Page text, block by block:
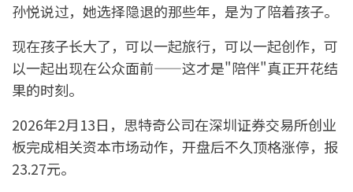
孙悦说过，她选择隐退的那些年，是为了陪着孩子。
现在孩子长大了，可以一起旅行，可以一起创作，可
以一起出现在公众面前——这才是"陪伴"真正开花结
果的时刻。
2026年2月13日，思特奇公司在深圳证券交易所创业
板完成相关资本市场动作，开盘后不久顶格涨停，报
23.27元。